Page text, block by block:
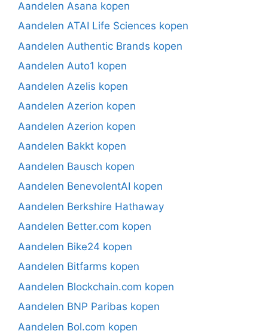
Aandelen Asana kopen
Aandelen ATAI Life Sciences kopen
Aandelen Authentic Brands kopen
Aandelen Auto1 kopen
Aandelen Azelis kopen
Aandelen Azerion kopen
Aandelen Azerion kopen
Aandelen Bakkt kopen
Aandelen Bausch kopen
Aandelen BenevolentAI kopen
Aandelen Berkshire Hathaway
Aandelen Better.com kopen
Aandelen Bike24 kopen
Aandelen Bitfarms kopen
Aandelen Blockchain.com kopen
Aandelen BNP Paribas kopen
Aandelen Bol.com kopen